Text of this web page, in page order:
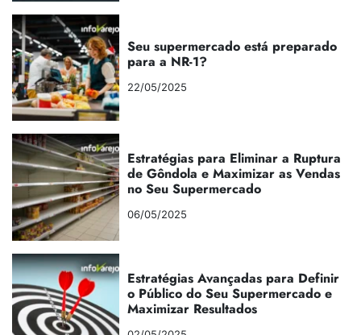
Seu supermercado está preparado
para a NR-1?
22/05/2025
Estratégias para Eliminar a Ruptura
de Gôndola e Maximizar as Vendas
no Seu Supermercado
06/05/2025
Estratégias Avançadas para Definir
o Público do Seu Supermercado e
Maximizar Resultados